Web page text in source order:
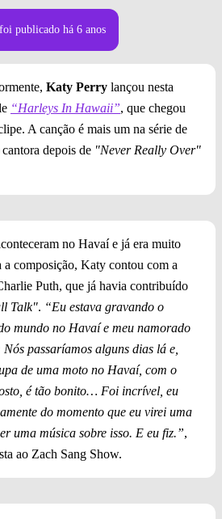
publicado há 6 anos
Katy Perry lançou nesta
“Harleys In Hawaii”, que chegou
A canção é mais um na série de
depois de "Never Really Over"
no Havaí e já era muito
a composição, Katy contou com a
Puth, que já havia contribuído
Talk". “Eu estava gravando o
mundo no Havaí e meu namorado
passaríamos alguns dias lá e,
de uma moto no Havaí, com o
é tão bonito… Foi incrível, eu
do momento que eu virei uma
uma música sobre isso. E eu fiz.”,
ao Zach Sang Show.